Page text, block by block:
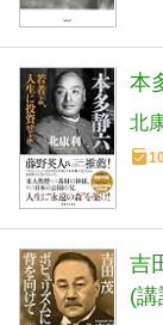
本
北
吉
(